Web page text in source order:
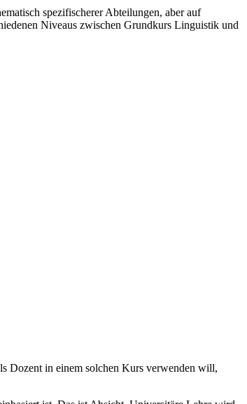
spezifischerer Abteilungen, aber auf
Niveaus zwischen Grundkurs Linguistik und
Dozent in einem solchen Kurs verwenden will,